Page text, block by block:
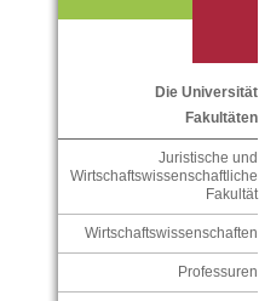
Die Universität
Fakultäten
Juristische und
Wirtschaftswissenschaftliche
Fakultät
Wirtschaftswissenschaften
Professuren